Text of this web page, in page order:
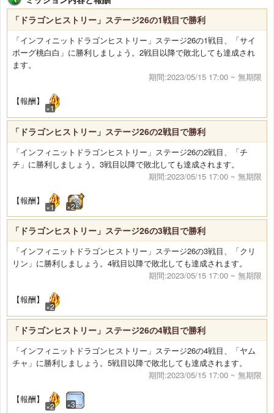
「ドラゴンヒストリー」ステージ26の1戦目で勝利
「インフィニットドラゴンヒストリー」ステージ26の1戦目、「サイ
ボーグ桃白白」に勝利しましょう。2戦目以降で敗北しても達成され
ます。
期間:2023/05/15 17:00 ~ 無期限
【報酬】
×1
「ドラゴンヒストリー」ステージ26の2戦目で勝利
「インフィニットドラゴンヒストリー」ステージ26の2戦目、「チ
チ」に勝利しましょう。3戦目以降で敗北しても達成されます。
期間:2023/05/15 17:00 ~ 無期限
【報酬】
×1 ×2
「ドラゴンヒストリー」ステージ26の3戦目で勝利
「インフィニットドラゴンヒストリー」ステージ26の3戦目、「クリ
リン」に勝利しましょう。4戦目以降で敗北しても達成されます。
期間:2023/05/15 17:00 ~ 無期限
【報酬】
×2
「ドラゴンヒストリー」ステージ26の4戦目で勝利
「インフィニットドラゴンヒストリー」ステージ26の4戦目、「ヤム
チャ」に勝利しましょう。5戦目以降で敗北しても達成されます。
期間:2023/05/15 17:00 ~ 無期限
【報酬】
×2 ×3